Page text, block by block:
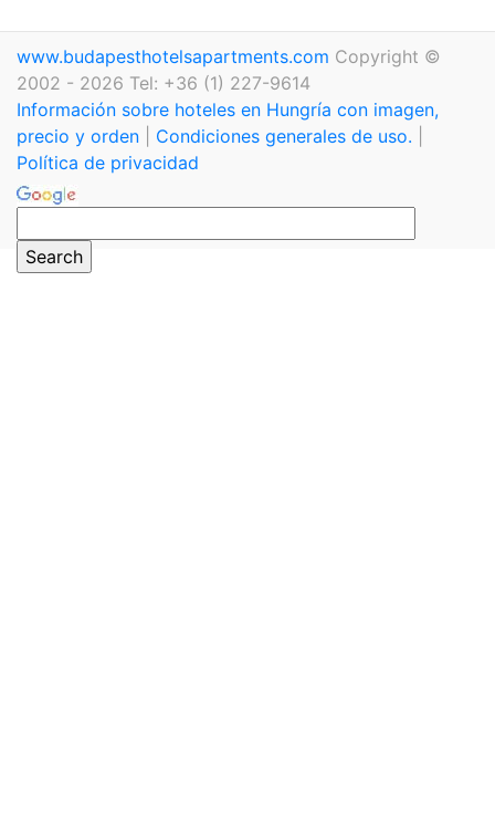
www.budapesthotelsapartments.com Copyright ©
2002 - 2026 Tel: +36 (1) 227-9614
Información sobre hoteles en Hungría con imagen,
precio y orden
Condiciones generales de uso.
Política de privacidad